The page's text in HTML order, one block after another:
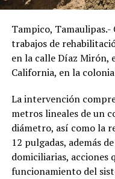
Tampico, Tamaulipas.-
trabajos de
en la calle Díaz Mirón,
California, en la
La intervención
metros lineales de un
diámetro, así como la
12 pulgadas, además
domiciliarias, acciones
funcionamiento del